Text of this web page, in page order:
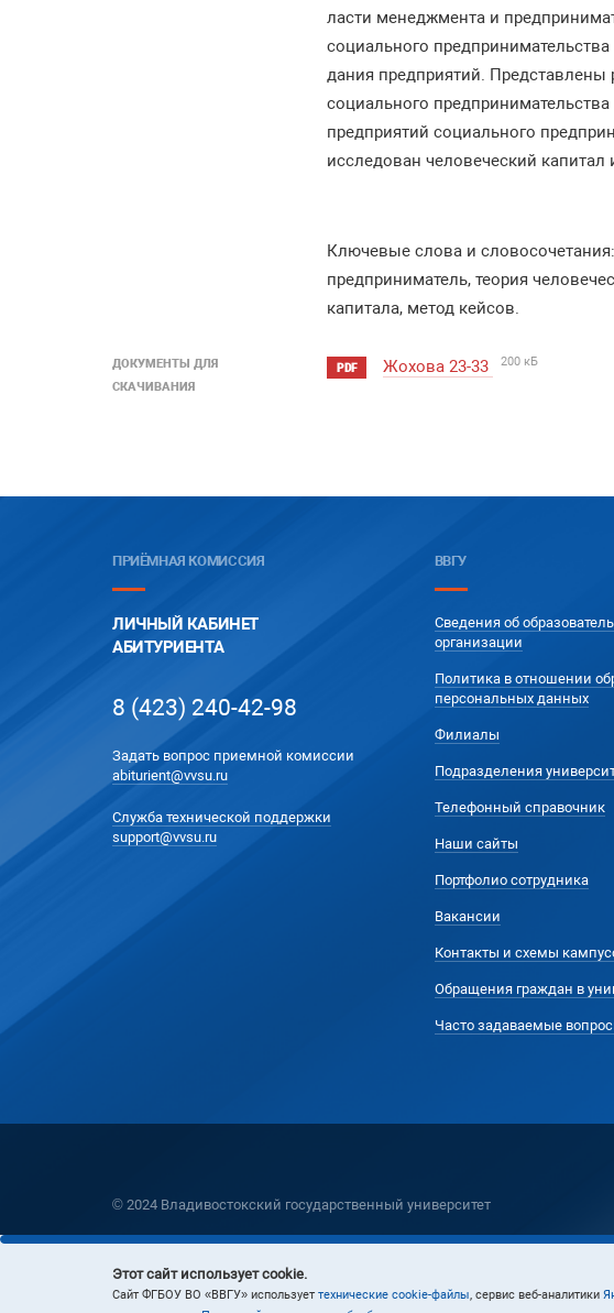
ласти менеджмента и
социального
дания предприятий. Представлены
социального
предприятий социального
исследован человеческий
Ключевые слова и
предприниматель, теория
капитала, метод кейсов.
ДОКУМЕНТЫ ДЛЯ
СКАЧИВАНИЯ
PDF Жохова 23-33 200 кБ
ПРИЁМНАЯ КОМИССИЯ
ЛИЧНЫЙ КАБИНЕТ
АБИТУРИЕНТА
8 (423) 240-42-98
Задать вопрос приемной комиссии
abiturient@vvsu.ru
Служба технической поддержки
support@vvsu.ru
ВВГУ
Сведения об
организации
Политика в отношении
персональных данных
Филиалы
Подразделения
Телефонный справочник
Наши сайты
Портфолио сотрудника
Вакансии
Контакты и схемы
Обращения граждан в
Часто задаваемые
© 2024 Владивостокский государственный университет
Этот сайт использует cookie.
Cайт ФГБОУ ВО «ВВГУ» использует технические cookie-файлы, сервис веб-аналитики